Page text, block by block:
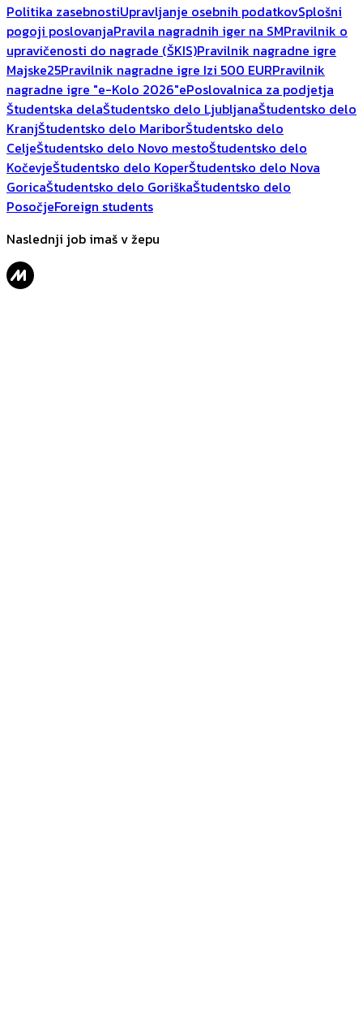
Politika zasebnostiUpravljanje osebnih podatkovSplošni
pogoji poslovanjaPravila nagradnih iger na SMPravilnik o
upravičenosti do nagrade (ŠKIS)Pravilnik nagradne igre
Majske25Pravilnik nagradne igre Izi 500 EURPravilnik
nagradne igre "e-Kolo 2026"ePoslovalnica za podjetja
Študentska delaŠtudentsko delo LjubljanaŠtudentsko delo
KranjŠtudentsko delo MariborŠtudentsko delo
CeljeŠtudentsko delo Novo mestoŠtudentsko delo
KočevjeŠtudentsko delo KoperŠtudentsko delo Nova
GoricaŠtudentsko delo GoriškaŠtudentsko delo
PosočjeForeign students
Naslednji job imaš v žepu